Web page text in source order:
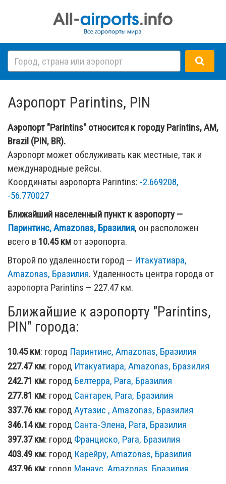
Аэропорт Parintins, PIN
Аэропорт "Parintins" относится к городу Parintins, AM,
Brazil (PIN, BR).
Аэропорт может обслуживать как местные, так и
международные рейсы.
Координаты аэропорта Parintins: -2.669208,
-56.770027
Ближайший населенный пункт к аэропорту —
Паринтинс, Amazonas, Бразилия, он расположен
всего в 10.45 км от аэропорта.
Второй по удаленности город — Итакуатиара,
Amazonas, Бразилия. Удаленность центра города от
аэропорта Parintins — 227.47 км.
Ближайшие к аэропорту "Parintins,
PIN" города:
10.45 км: город Паринтинс, Amazonas, Бразилия
227.47 км: город Итакуатиара, Amazonas, Бразилия
242.71 км: город Белтерра, Para, Бразилия
277.81 км: город Сантарен, Para, Бразилия
337.76 км: город Аутазис , Amazonas, Бразилия
346.14 км: город Санта-Элена, Para, Бразилия
397.37 км: город Франциско, Para, Бразилия
403.49 км: город Карейру, Amazonas, Бразилия
437.96 км: город Манаус, Amazonas, Бразилия